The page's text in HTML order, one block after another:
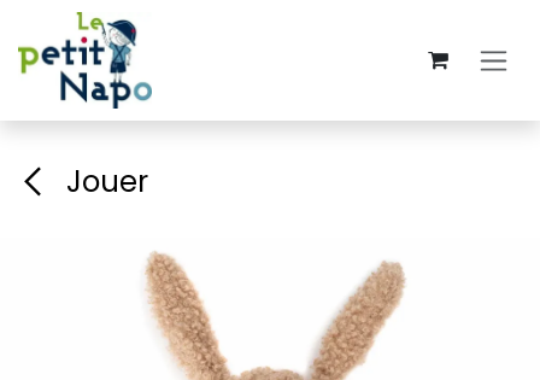
Se rendre au contenu
Jouer